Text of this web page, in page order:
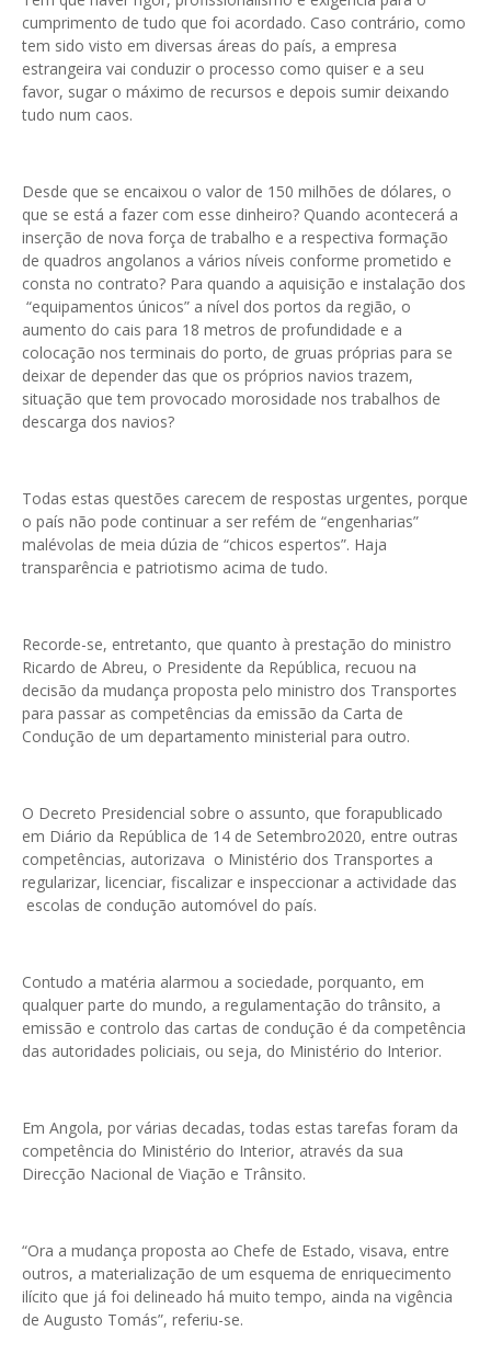
cumprimento de tudo que foi acordado. Caso contrário, como
tem sido visto em diversas áreas do país, a empresa
estrangeira vai conduzir o processo como quiser e a seu
favor, sugar o máximo de recursos e depois sumir deixando
tudo num caos.
Desde que se encaixou o valor de 150 milhões de dólares, o
que se está a fazer com esse dinheiro? Quando acontecerá a
inserção de nova força de trabalho e a respectiva formação
de quadros angolanos a vários níveis conforme prometido e
consta no contrato? Para quando a aquisição e instalação dos
“equipamentos únicos” a nível dos portos da região, o
aumento do cais para 18 metros de profundidade e a
colocação nos terminais do porto, de gruas próprias para se
deixar de depender das que os próprios navios trazem,
situação que tem provocado morosidade nos trabalhos de
descarga dos navios?
Todas estas questões carecem de respostas urgentes, porque
o país não pode continuar a ser refém de “engenharias”
malévolas de meia dúzia de “chicos espertos”. Haja
transparência e patriotismo acima de tudo.
Recorde-se, entretanto, que quanto à prestação do ministro
Ricardo de Abreu, o Presidente da República, recuou na
decisão da mudança proposta pelo ministro dos Transportes
para passar as competências da emissão da Carta de
Condução de um departamento ministerial para outro.
O Decreto Presidencial sobre o assunto, que forapublicado
em Diário da República de 14 de Setembro2020, entre outras
competências, autorizava o Ministério dos Transportes a
regularizar, licenciar, fiscalizar e inspeccionar a actividade das
escolas de condução automóvel do país.
Contudo a matéria alarmou a sociedade, porquanto, em
qualquer parte do mundo, a regulamentação do trânsito, a
emissão e controlo das cartas de condução é da competência
das autoridades policiais, ou seja, do Ministério do Interior.
Em Angola, por várias decadas, todas estas tarefas foram da
competência do Ministério do Interior, através da sua
Direcção Nacional de Viação e Trânsito.
“Ora a mudança proposta ao Chefe de Estado, visava, entre
outros, a materialização de um esquema de enriquecimento
ilícito que já foi delineado há muito tempo, ainda na vigência
de Augusto Tomás”, referiu-se.